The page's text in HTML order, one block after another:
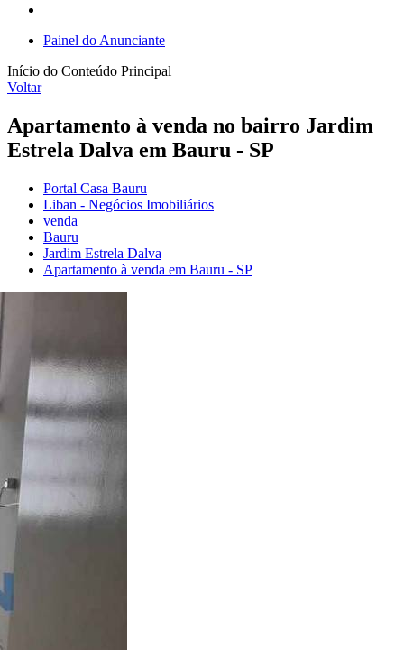
Painel do Anunciante
Início do Conteúdo Principal
Voltar
Apartamento à venda no bairro Jardim
Estrela Dalva em Bauru - SP
Portal Casa Bauru
Liban - Negócios Imobiliários
venda
Bauru
Jardim Estrela Dalva
Apartamento à venda em Bauru - SP